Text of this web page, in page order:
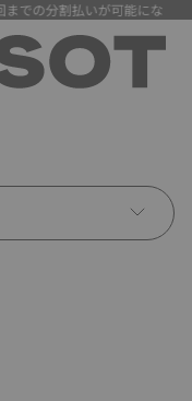
払いが可能になりました。